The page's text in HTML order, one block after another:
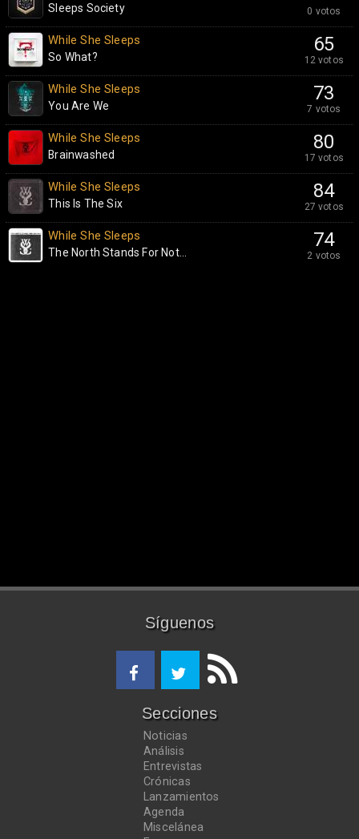
0 votos
Sleeps Society
65
12 votos
While She Sleeps
So What?
73
7 votos
While She Sleeps
You Are We
80
17 votos
While She Sleeps
Brainwashed
84
27 votos
While She Sleeps
This Is The Six
74
2 votos
While She Sleeps
The North Stands For Not...
Síguenos
Secciones
Noticias
Análisis
Entrevistas
Crónicas
Lanzamientos
Agenda
Miscelánea